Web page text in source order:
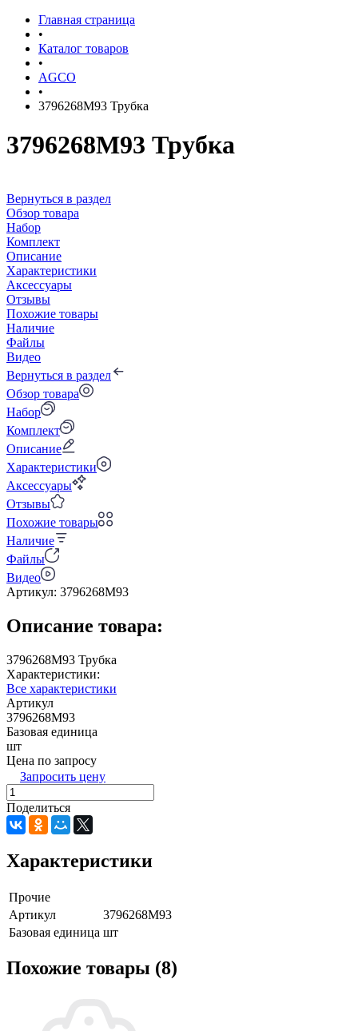
Главная страница
•
Каталог товаров
•
AGCO
•
3796268M93 Трубка
3796268M93 Трубка
Вернуться в раздел
Обзор товара
Набор
Комплект
Описание
Характеристики
Аксессуары
Отзывы
Похожие товары
Наличие
Файлы
Видео
Вернуться в раздел
Обзор товара
Набор
Комплект
Описание
Характеристики
Аксессуары
Отзывы
Похожие товары
Наличие
Файлы
Видео
Артикул: 3796268M93
Описание товара:
3796268M93 Трубка
Характеристики:
Все характеристики
Артикул
3796268M93
Базовая единица
шт
Цена по запросу
Запросить цену
Поделиться
Характеристики
Прочие
Артикул
3796268M93
Базовая единица шт
Похожие товары (8)